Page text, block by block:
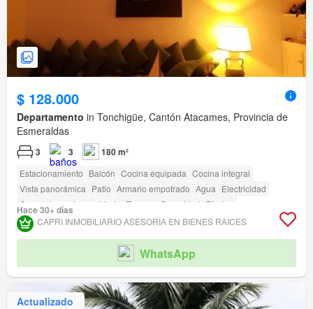
$ 128.000
Departamento in Tonchigüe, Cantón Atacames, Provincia de
Esmeraldas
3 3 180 m²
Estacionamiento Balcón Cocina equipada Cocina integral
Vista panorámica Patio Armario empotrado Agua Electricidad
Completamente amoblado
Terraza Seguridad Piscina
Área para niños Jardín Conserje Garita de guardianía
Acceso para personas con discapacidad
Hace 30+ días
CAPRI INMOBILIARIO ASESORIA EN BIENES RAICES
WhatsApp
Actualizado